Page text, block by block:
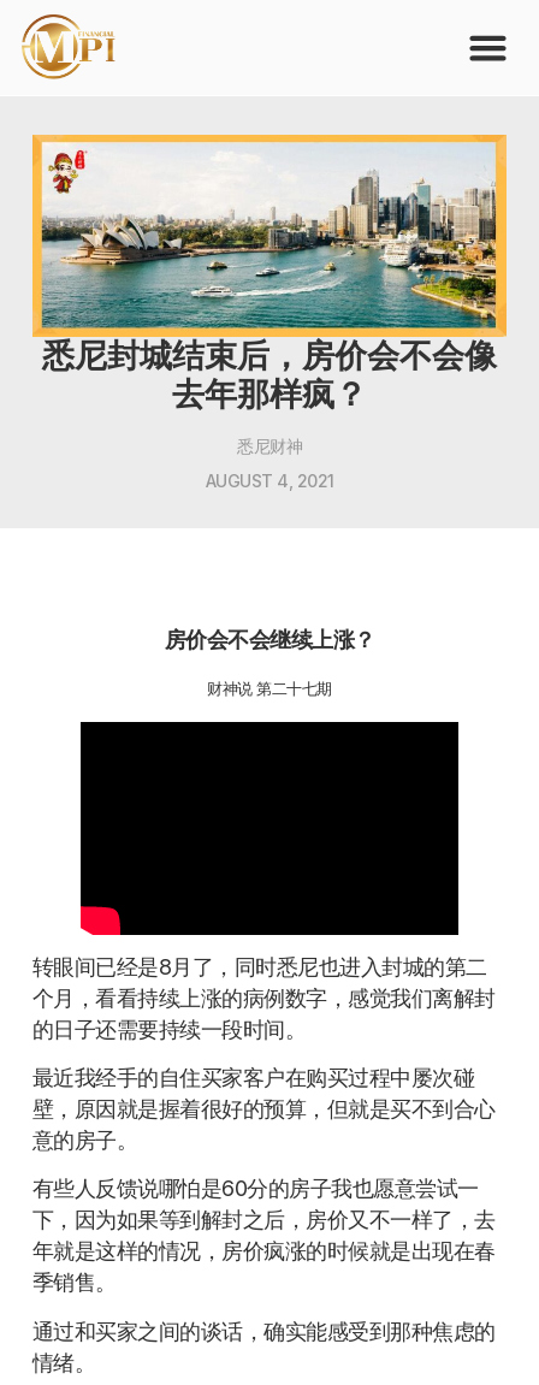
悉尼封城结束后，房价会不会像
去年那样疯？
悉尼财神
AUGUST 4, 2021
房价会不会继续上涨？
财神说 第二十七期
转眼间已经是8月了，同时悉尼也进入封城的第二
个月，看看持续上涨的病例数字，感觉我们离解封
的日子还需要持续一段时间。
最近我经手的自住买家客户在购买过程中屡次碰
壁，原因就是握着很好的预算，但就是买不到合心
意的房子。
有些人反馈说哪怕是60分的房子我也愿意尝试一
下，因为如果等到解封之后，房价又不一样了，去
年就是这样的情况，房价疯涨的时候就是出现在春
季销售。
通过和买家之间的谈话，确实能感受到那种焦虑的
情绪。